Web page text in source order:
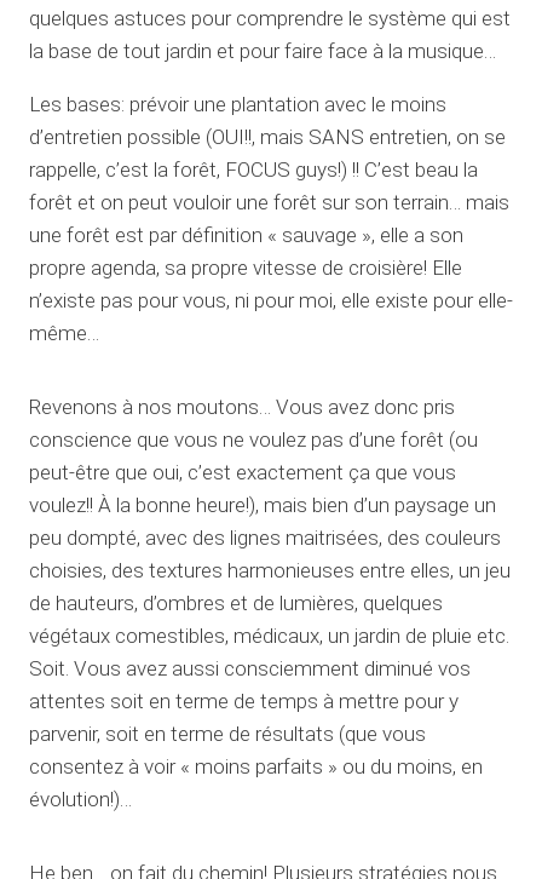
quelques astuces pour comprendre le système qui est
la base de tout jardin et pour faire face à la musique…
Les bases: prévoir une plantation avec le moins
d’entretien possible (OUI!!, mais SANS entretien, on se
rappelle, c’est la forêt, FOCUS guys!) !! C’est beau la
forêt et on peut vouloir une forêt sur son terrain… mais
une forêt est par définition « sauvage », elle a son
propre agenda, sa propre vitesse de croisière! Elle
n’existe pas pour vous, ni pour moi, elle existe pour elle-
même…
Revenons à nos moutons… Vous avez donc pris
conscience que vous ne voulez pas d’une forêt (ou
peut-être que oui, c’est exactement ça que vous
voulez!! À la bonne heure!), mais bien d’un paysage un
peu dompté, avec des lignes maitrisées, des couleurs
choisies, des textures harmonieuses entre elles, un jeu
de hauteurs, d’ombres et de lumières, quelques
végétaux comestibles, médicaux, un jardin de pluie etc.
Soit. Vous avez aussi consciemment diminué vos
attentes soit en terme de temps à mettre pour y
parvenir, soit en terme de résultats (que vous
consentez à voir « moins parfaits » ou du moins, en
évolution!)…
He ben… on fait du chemin! Plusieurs stratégies nous